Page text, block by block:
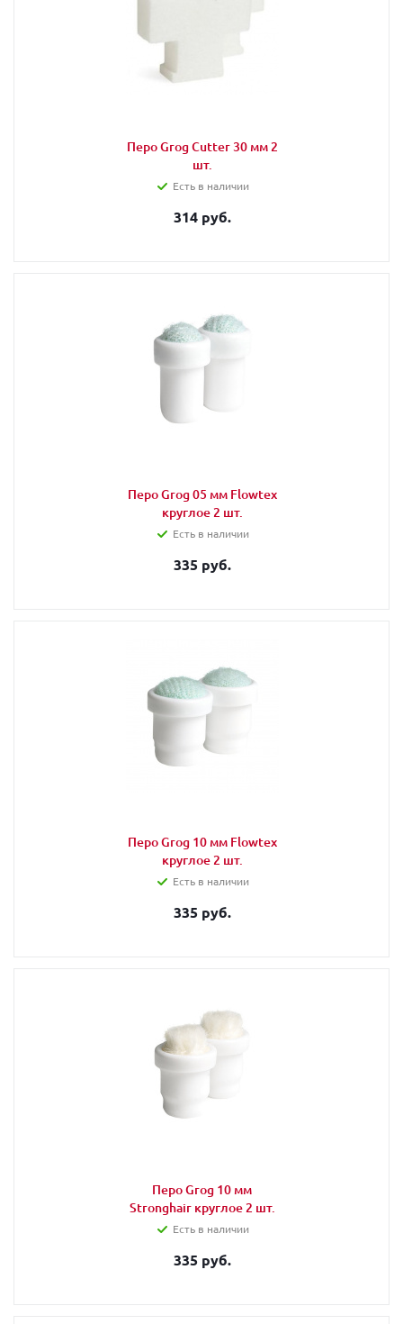
Перо Grog Cutter 30 мм 2
шт.
Есть в наличии
314 руб.
Перо Grog 05 мм Flowtex
круглое 2 шт.
Есть в наличии
335 руб.
Перо Grog 10 мм Flowtex
круглое 2 шт.
Есть в наличии
335 руб.
Перо Grog 10 мм
Stronghair круглое 2 шт.
Есть в наличии
335 руб.